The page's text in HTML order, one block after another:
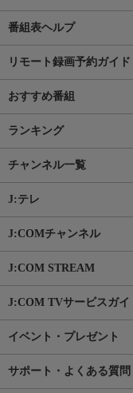
番組表ヘルプ
リモート録画予約ガイド
おすすめ番組
ランキング
チャンネル一覧
J:テレ
J:COMチャンネル
J:COM STREAM
J:COM TVサービスガイ
イベント・プレゼント
サポート・よくある質問